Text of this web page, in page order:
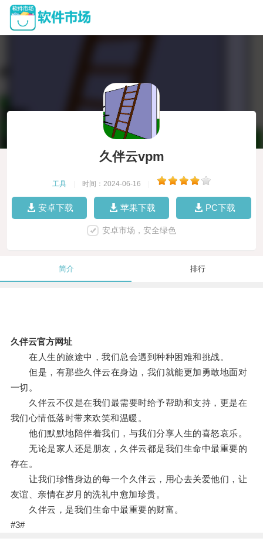
久伴云vpm
工具 时间：2024-06-16
安卓下载 苹果下载 PC下载
安卓市场，安全绿色
简介 排行
久伴云官方网址
在人生的旅途中，我们总会遇到种种困难和挑战。
但是，有那些久伴云在身边，我们就能更加勇敢地面对
一切。
久伴云不仅是在我们最需要时给予帮助和支持，更是在
我们心情低落时带来欢笑和温暖。
他们默默地陪伴着我们，与我们分享人生的喜怒哀乐。
无论是家人还是朋友，久伴云都是我们生命中最重要的
存在。
让我们珍惜身边的每一个久伴云，用心去关爱他们，让
友谊、亲情在岁月的洗礼中愈加珍贵。
久伴云，是我们生命中最重要的财富。
#3#